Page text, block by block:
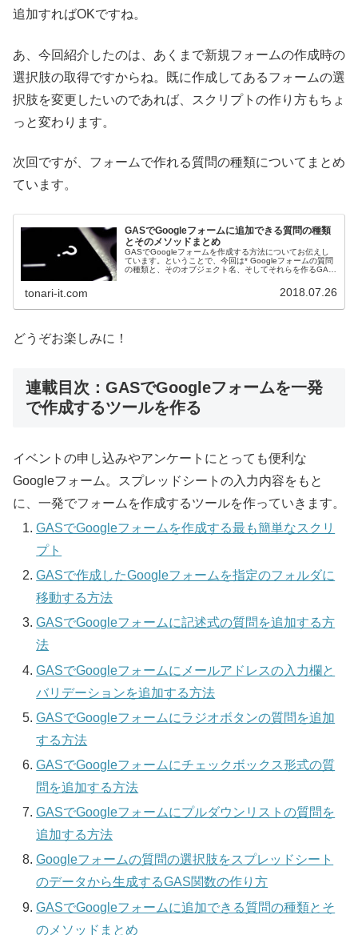
追加すればOKですね。
あ、今回紹介したのは、あくまで新規フォームの作成時の
選択肢の取得ですからね。既に作成してあるフォームの選
択肢を変更したいのであれば、スクリプトの作り方もちょ
っと変わります。
次回ですが、フォームで作れる質問の種類についてまとめ
ています。
GASでGoogleフォームに追加できる質問の種類
とそのメソッドまとめ
GASでGoogleフォームを作成する方法についてお伝えし
ています。ということで、今回は* Googleフォームの質問
の種類と、そのオブジェクト名、そしてそれらを作るGAS
tonari-it.com 2018.07.26
どうぞお楽しみに！
連載目次：GASでGoogleフォームを一発
で作成するツールを作る
イベントの申し込みやアンケートにとっても便利な
Googleフォーム。スプレッドシートの入力内容をもと
に、一発でフォームを作成するツールを作っていきます。
GASでGoogleフォームを作成する最も簡単なスクリ
プト
GASで作成したGoogleフォームを指定のフォルダに
移動する方法
GASでGoogleフォームに記述式の質問を追加する方
法
GASでGoogleフォームにメールアドレスの入力欄と
バリデーションを追加する方法
GASでGoogleフォームにラジオボタンの質問を追加
する方法
GASでGoogleフォームにチェックボックス形式の質
問を追加する方法
GASでGoogleフォームにプルダウンリストの質問を
追加する方法
Googleフォームの質問の選択肢をスプレッドシート
のデータから生成するGAS関数の作り方
GASでGoogleフォームに追加できる質問の種類とそ
のメソッドまとめ